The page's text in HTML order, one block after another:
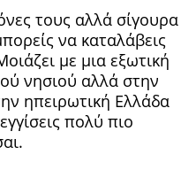
τους αλλά σίγουρα
να καταλάβεις
με μια εξωτική
νησιού αλλά στην
ηπειρωτική Ελλάδα
πολύ πιο